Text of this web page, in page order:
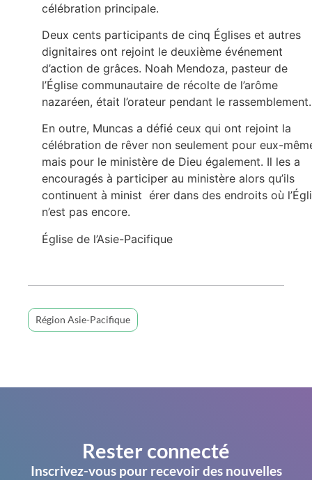
célébration principale.
Deux cents participants de cinq Églises et autres
dignitaires ont rejoint le deuxième événement
d’action de grâces. Noah Mendoza, pasteur de
l’Église communautaire de récolte de l’arôme
nazaréen, était l’orateur pendant le rassemblement.
En outre, Muncas a défié ceux qui ont rejoint la
célébration de rêver non seulement pour eux-
mais pour le ministère de Dieu également. Il les a
encouragés à participer au ministère alors qu’ils
continuent à minist érer dans des endroits où
n’est pas encore.
Église de l’Asie-Pacifique
Région Asie-Pacifique
Rester connecté
Inscrivez-vous pour recevoir des nouvelles